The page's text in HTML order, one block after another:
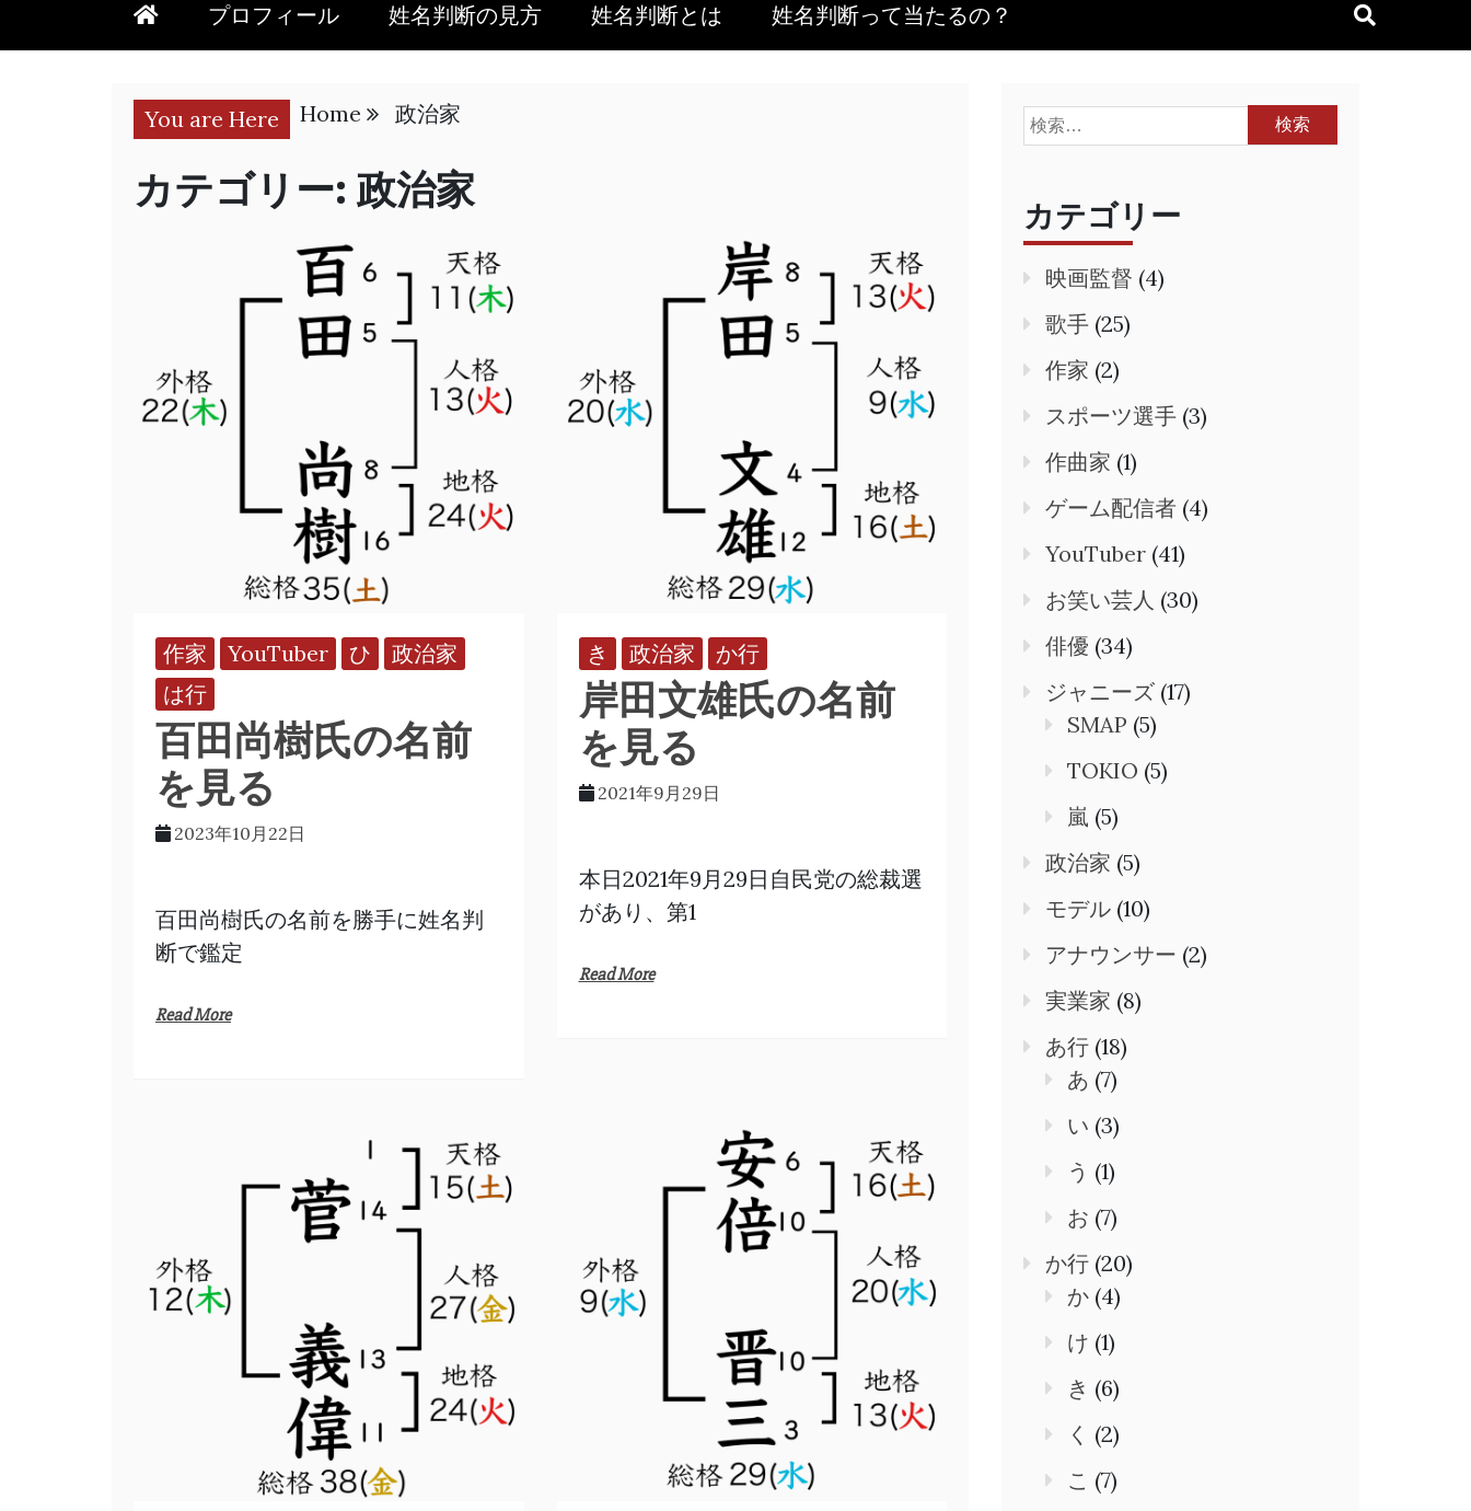
プロフィール 姓名判断の見方 姓名判断とは 姓名判断って当たるの？
You are Here Home 政治家
カテゴリー:政治家
作家 YouTuber ひ
政治家
は行
百田尚樹氏の名前
を見る
2023年10月22日
百田尚樹氏の名前を勝手に姓名判
断で鑑定
Read More
き 政治家 か行
岸田文雄氏の名前
を見る
2021年9月29日
本日2021年9月29日自民党の総裁選
があり、第1
Read More
検
カテゴリー
映画監督 (4)
歌手 (25)
作家 (2)
スポーツ選手 (3)
作曲家 (1)
ゲーム配信者 (4)
YouTuber (41)
お笑い芸人 (30)
俳優 (34)
ジャニーズ (17)
SMAP (5)
TOKIO (5)
嵐 (5)
政治家 (5)
モデル (10)
アナウンサー (2)
実業家 (8)
あ行 (18)
あ (7)
い (3)
う (1)
お (7)
か行 (20)
か (4)
け (1)
き (6)
く (2)
こ (7)